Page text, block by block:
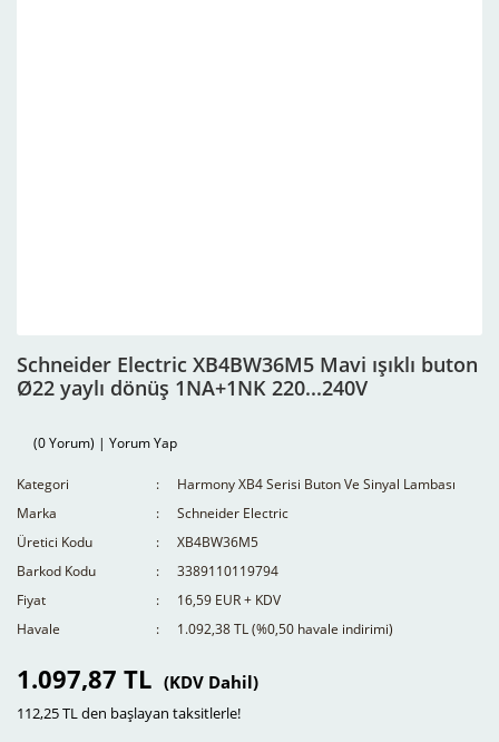
Schneider Electric XB4BW36M5 Mavi ışıklı buton
Ø22 yaylı dönüş 1NA+1NK 220...240V
(0 Yorum) | Yorum Yap
Kategori
Harmony XB4 Serisi Buton Ve Sinyal Lambası
Marka
Schneider Electric
Üretici Kodu
XB4BW36M5
Barkod Kodu
3389110119794
Fiyat
16,59 EUR + KDV
Havale
1.092,38 TL (%0,50 havale indirimi)
1.097,87 TL (KDV Dahil)
112,25 TL den başlayan taksitlerle!